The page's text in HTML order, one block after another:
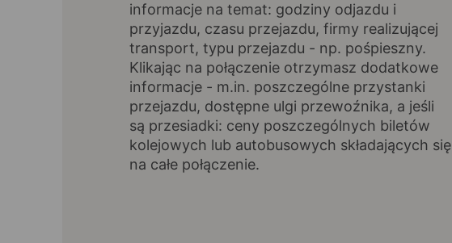
informacje na temat: godziny odjazdu i
przyjazdu, czasu przejazdu, firmy realizującej
transport, typu przejazdu - np. pośpieszny.
Klikając na połączenie otrzymasz dodatkowe
informacje - m.in. poszczególne przystanki
przejazdu, dostępne ulgi przewoźnika, a jeśli
są przesiadki: ceny poszczególnych biletów
kolejowych lub autobusowych składających się
na całe połączenie.